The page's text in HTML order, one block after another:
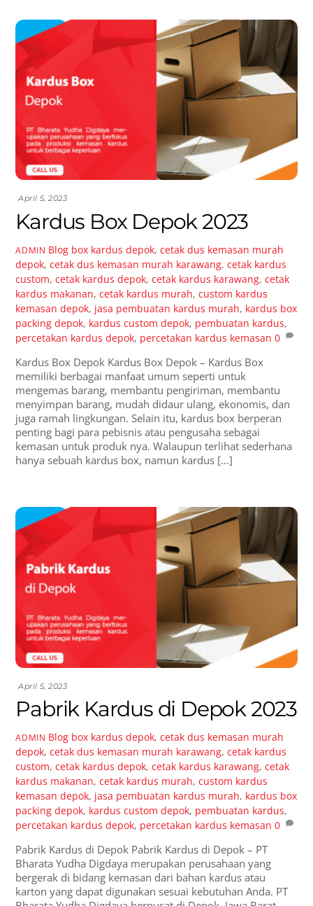
April 5, 2023
Kardus Box Depok 2023
ADMIN Blog box kardus depok,cetak dus kemasan murah
depok,cetak dus kemasan murah karawang,cetak kardus
custom,cetak kardus depok,cetak kardus karawang,cetak
kardus makanan,cetak kardus murah,custom kardus
kemasan depok, jasa pembuatan kardus murah, kardus box
packing depok, kardus custom depok, pembuatan kardus,
percetakan kardus depok, percetakan kardus kemasan 0
Kardus Box Depok Kardus Box Depok – Kardus Box
memiliki berbagai manfaat umum seperti untuk
mengemas barang, membantu pengiriman, membantu
menyimpan barang, mudah didaur ulang, ekonomis, dan
juga ramah lingkungan. Selain itu, kardus box berperan
penting bagi para pebisnis atau pengusaha sebagai
kemasan untuk produk nya. Walaupun terlihat sederhana
hanya sebuah kardus box, namun kardus […]
April 5, 2023
Pabrik Kardus di Depok 2023
ADMIN Blog box kardus depok,cetak dus kemasan murah
depok,cetak dus kemasan murah karawang,cetak kardus
custom,cetak kardus depok,cetak kardus karawang,cetak
kardus makanan,cetak kardus murah,custom kardus
kemasan depok, jasa pembuatan kardus murah, kardus box
packing depok, kardus custom depok, pembuatan kardus,
percetakan kardus depok, percetakan kardus kemasan 0
Pabrik Kardus di Depok Pabrik Kardus di Depok – PT
Bharata Yudha Digdaya merupakan perusahaan yang
bergerak di bidang kemasan dari bahan kardus atau
karton yang dapat digunakan sesuai kebutuhan Anda. PT